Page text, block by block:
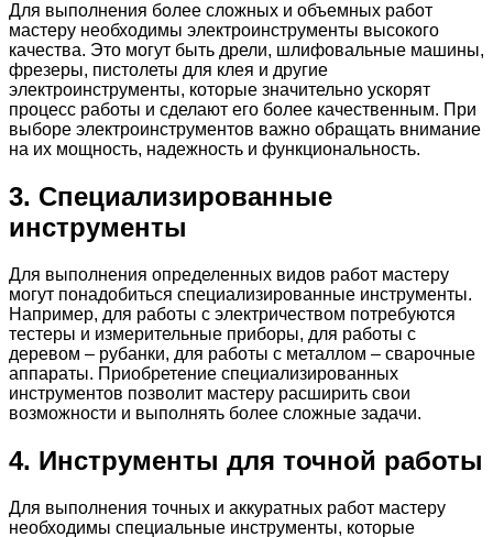
Для выполнения более сложных и объемных работ
мастеру необходимы электроинструменты высокого
качества. Это могут быть дрели, шлифовальные машины,
фрезеры, пистолеты для клея и другие
электроинструменты, которые значительно ускорят
процесс работы и сделают его более качественным. При
выборе электроинструментов важно обращать внимание
на их мощность, надежность и функциональность.
3. Специализированные
инструменты
Для выполнения определенных видов работ мастеру
могут понадобиться специализированные инструменты.
Например, для работы с электричеством потребуются
тестеры и измерительные приборы, для работы с
деревом – рубанки, для работы с металлом – сварочные
аппараты. Приобретение специализированных
инструментов позволит мастеру расширить свои
возможности и выполнять более сложные задачи.
4. Инструменты для точной работы
Для выполнения точных и аккуратных работ мастеру
необходимы специальные инструменты, которые